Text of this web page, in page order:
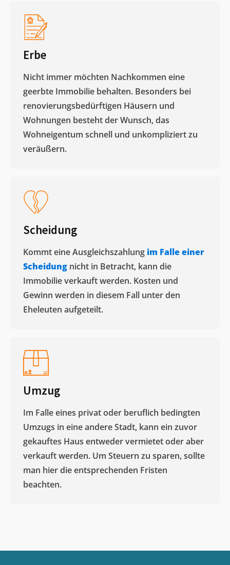
Erbe
Nicht immer möchten Nachkommen eine
geerbte Immobilie behalten. Besonders bei
renovierungsbedürftigen Häusern und
Wohnungen besteht der Wunsch, das
Wohneigentum schnell und unkompliziert zu
veräußern. ​
Scheidung
Kommt eine Ausgleichszahlung im Falle einer
Scheidung nicht in Betracht, kann die
Immobilie verkauft werden. Kosten und
Gewinn werden in diesem Fall unter den
Eheleuten aufgeteilt.​
Umzug
Im Falle eines privat oder beruflich bedingten
Umzugs in eine andere Stadt, kann ein zuvor
gekauftes Haus entweder vermietet oder aber
verkauft werden. Um Steuern zu sparen, sollte
man hier die entsprechenden Fristen
beachten.